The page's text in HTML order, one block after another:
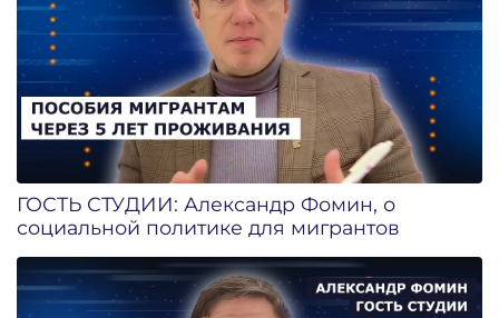
ГОСТЬ СТУДИИ: Александр Фомин, о
социальной политике для мигрантов